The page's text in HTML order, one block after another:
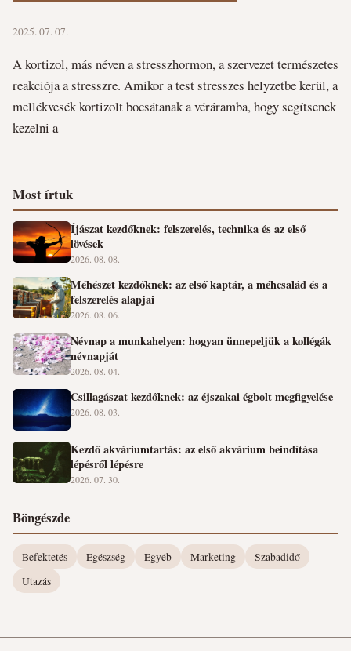
2025. 07. 07.
A kortizol, más néven a stresszhormon, a szervezet természetes
reakciója a stresszre. Amikor a test stresszes helyzetbe kerül, a
mellékvesék kortizolt bocsátanak a véráramba, hogy segítsenek
kezelni a
Most írtuk
Íjászat kezdőknek: felszerelés, technika és az első
lövések
2026. 08. 08.
Méhészet kezdőknek: az első kaptár, a méhcsalád és a
felszerelés alapjai
2026. 08. 06.
Névnap a munkahelyen: hogyan ünnepeljük a kollégák
névnapját
2026. 08. 04.
Csillagászat kezdőknek: az éjszakai égbolt megfigyelése
2026. 08. 03.
Kezdő akváriumtartás: az első akvárium beindítása
lépésről lépésre
2026. 07. 30.
Böngészde
Befektetés Egészség Egyéb Marketing
Szabadidő
Utazás